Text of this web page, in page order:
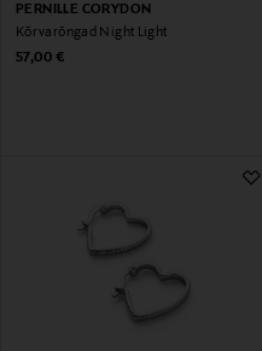
PERNILLE CORYDON
Kõrvarõngad Night Light
Original Price
57,00 €